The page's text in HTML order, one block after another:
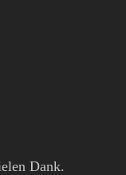
Dank.